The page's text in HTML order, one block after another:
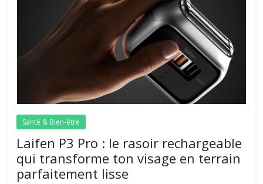
Santé & Bien-être
Laifen P3 Pro : le rasoir rechargeable
qui transforme ton visage en terrain
parfaitement lisse